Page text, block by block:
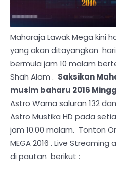
Maharaja Lawak Mega kini
yang akan ditayangkan hari
bermula jam 10 malam
Shah Alam . Saksikan
musim baharu 2016
Astro Warna saluran 132
Astro Mustika HD pada
jam 10.00 malam. Tonton
MEGA 2016 . Live
di pautan berikut :